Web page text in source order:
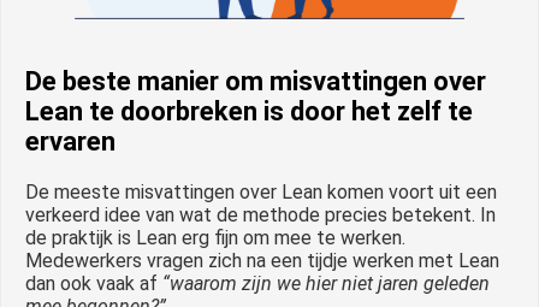
De beste manier om misvattingen over
Lean te doorbreken is door het zelf te
ervaren
De meeste misvattingen over Lean komen voort uit een
verkeerd idee van wat de methode precies betekent. In
de praktijk is Lean erg fijn om mee te werken.
Medewerkers vragen zich na een tijdje werken met Lean
dan ook vaak af “waarom zijn we hier niet jaren geleden